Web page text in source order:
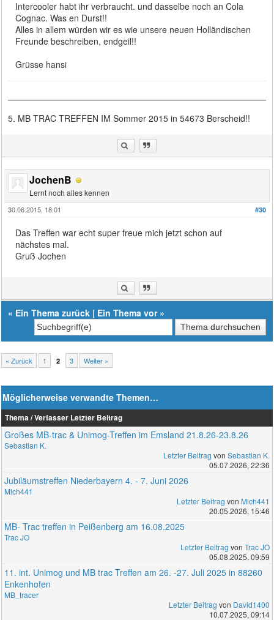
Intercooler habt ihr verbraucht. und dasselbe noch an Cola
Cognac. Was en Durst!!
Alles in allem würden wir es wie unsere neuen Holländischen
Freunde beschreiben, endgeil!!
Grüsse hansi
5. MB TRAC TREFFEN IM Sommer 2015 in 54673 Berscheid!!
JochenB
Lernt noch alles kennen
#30
30.06.2015, 18:01
Das Treffen war echt super freue mich jetzt schon auf
nächstes mal.
Gruß Jochen
« Ein Thema zurück | Ein Thema vor»
« Zurück 1 2 3 Weiter »
Möglicherweise verwandte Themen…
Thema / Verfasser Letzter Beitrag
Großes MB-trac & Unimog-Treffen im Emsland 21.8.26-23.8.26
Sebastian K.
Letzter Beitrag von Sebastian K.
05.07.2026, 22:36
Jubiläumstreffen Niederbayern 4. - 7. Juni 2026
Mich441
Letzter Beitrag von Mich441
20.05.2026, 15:46
MB- Trac treffen in Peißenberg am 16.08.2025
Trac JO
Letzter Beitrag von Trac JO
05.08.2025, 09:59
11. int. Unimog und MB trac Treffen am 26. -27. Juli 2025 in 88260
Enkenhofen
MB_tracer
Letzter Beitrag von David1400
10.07.2025, 09:14